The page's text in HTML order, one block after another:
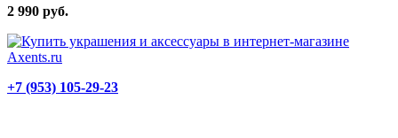
2 990 руб.
+7 (953) 105-29-23